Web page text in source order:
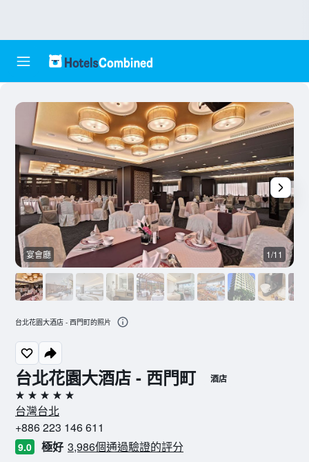
台北花園大酒店 - 西門町 酒店
5星級
台灣台北
+886 223 146 611
9.0 極好 3,986個通過驗證的評分
宴會廳 1/11
台北花園大酒店 - 西門町的照片